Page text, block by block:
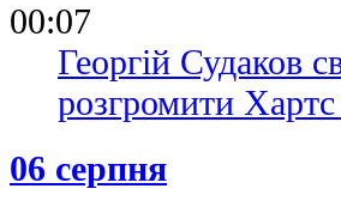
00:07
Георгій Судаков
розгромити
06 серпня